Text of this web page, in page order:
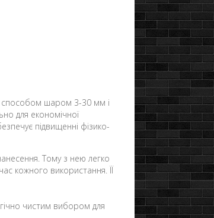
способом шаром 3-30 мм і
для економічної
підвищенні фізико-
Тому з нею легко
кожного використання. ЇЇ
чистим вибором для